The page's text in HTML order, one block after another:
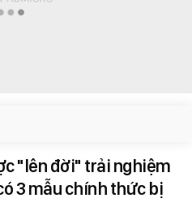
"lên đời" trải nghiệm
3 mẫu chính thức bị